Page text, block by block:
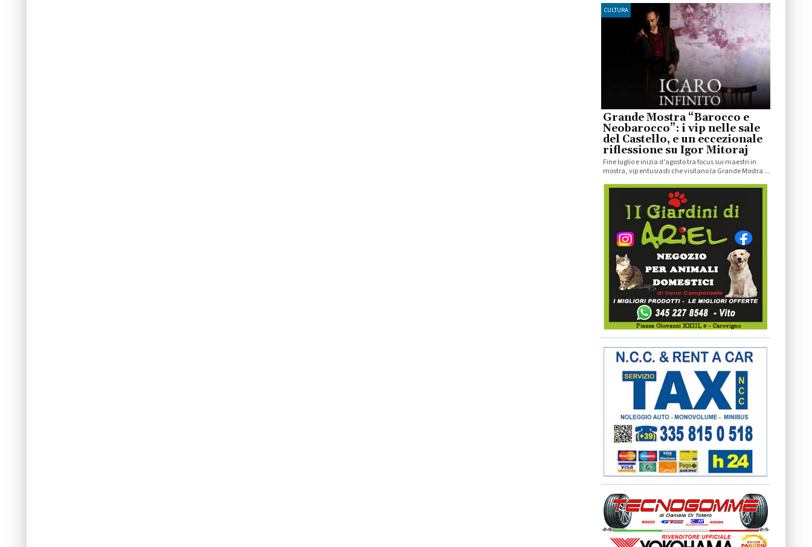
CULTURA
Grande Mostra “Barocco e
Neobarocco”: i vip nelle sale
del Castello, e un eccezionale
riflessione su Igor Mitoraj
Fine luglio e inizia d’agosto tra focus sui maestri in
mostra, vip entusiasti che visitano la Grande Mostra ...